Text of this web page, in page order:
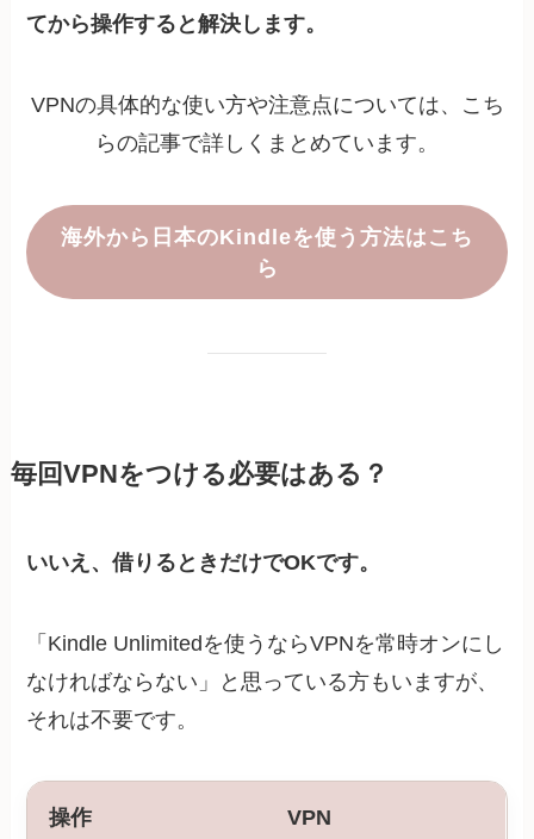
てから操作すると解決します。
VPNの具体的な使い方や注意点については、こち
らの記事で詳しくまとめています。
海外から日本のKindleを使う方法はこち
ら
毎回VPNをつける必要はある？
いいえ、借りるときだけでOKです。
「Kindle Unlimitedを使うならVPNを常時オンにし
なければならない」と思っている方もいますが、
それは不要です。
操作 VPN